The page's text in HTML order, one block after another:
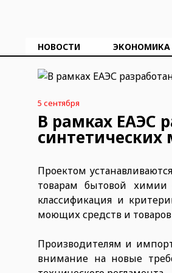
НОВОСТИ ЭКОНОМИКА
5 сентября
В рамках ЕАЭС
Проектом
товарам бытовой
классификация и
моющих средств и
Производителям и
внимание на новые